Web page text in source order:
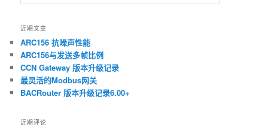
索
近期文章
ARC156 抗噪声性能
ARC156与发送多帧比例
CCN Gateway 版本升级记录
最灵活的Modbus网关
BACRouter 版本升级记录6.00+
近期评论